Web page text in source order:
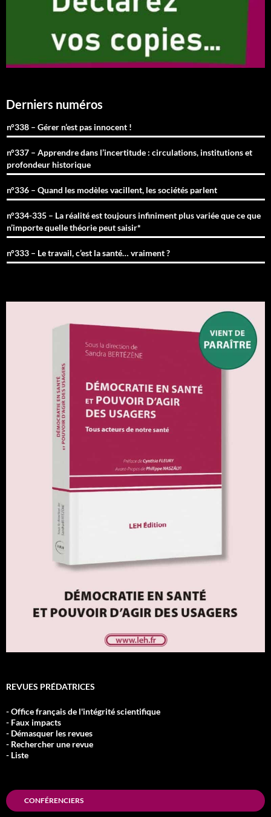
Derniers numéros
n°338 – Gérer n’est pas innocent !
n°337 – Apprendre dans l’incertitude : circulations, institutions et
profondeur historique
n°336 – Quand les modèles vacillent, les sociétés parlent
n°334-335 – La réalité est toujours infiniment plus variée que ce que
n’importe quelle théorie peut saisir*
n°333 – Le travail, c’est la santé… vraiment ?
REVUES PRÉDATRICES
- Office français de l'intégrité scientifique
- Faux impacts
- Démasquer les revues
- Rechercher une revue
- Liste
CONFÉRENCIERS